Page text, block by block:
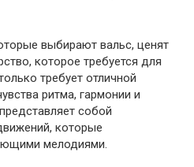
выбирают вальс, ценят
которое требуется для
требует отличной
ритма, гармонии и
собой
которые
мелодиями.